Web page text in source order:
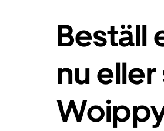
Beställ
nu